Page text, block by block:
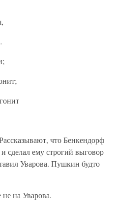
что Бенкендорф
сделал ему строгий выговор
Уварова. Пушкин будто
на Уварова.